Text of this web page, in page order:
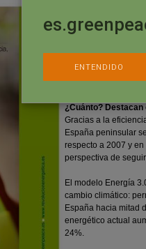
respuesta, en el
principal es que un
punto de vista
ocupación del
¿Cuánto?
Gracias a la
España peninsular
respecto a 2007 y
perspectiva de
El modelo Energía
cambio climático:
España hacia mitad
energético actual
24%.
ENTENDIDO